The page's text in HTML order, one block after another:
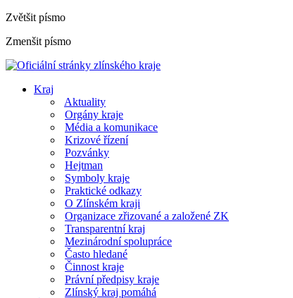
Zvětšit písmo
Zmenšit písmo
Kraj
Aktuality
Orgány kraje
Média a komunikace
Krizové řízení
Pozvánky
Hejtman
Symboly kraje
Praktické odkazy
O Zlínském kraji
Organizace zřizované a založené ZK
Transparentní kraj
Mezinárodní spolupráce
Často hledané
Činnost kraje
Právní předpisy kraje
Zlínský kraj pomáhá